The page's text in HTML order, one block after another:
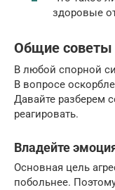
здоровые
Общие советы
В любой спорной
В вопросе
Давайте разберем
реагировать.
Владейте
Основная цель
побольнее.